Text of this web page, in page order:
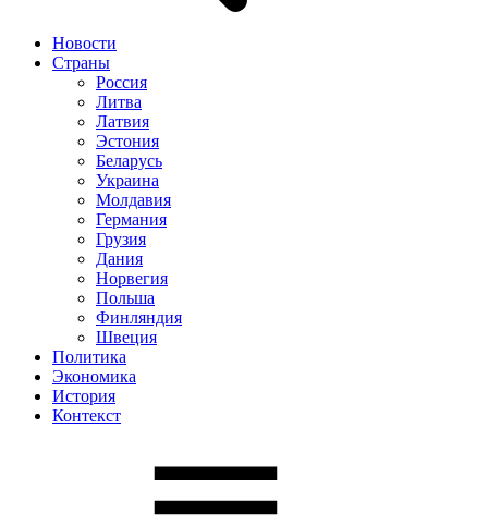
Новости
Страны
Россия
Литва
Латвия
Эстония
Беларусь
Украина
Молдавия
Германия
Грузия
Дания
Норвегия
Польша
Финляндия
Швеция
Политика
Экономика
История
Контекст